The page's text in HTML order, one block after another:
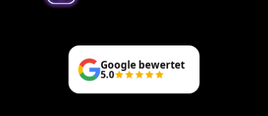
Google bewertet
5.0